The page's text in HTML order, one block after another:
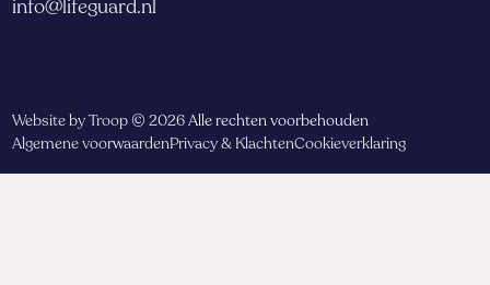
info@lifeguard.nl
Website by Troop © 2026 Alle rechten voorbehouden
Algemene voorwaardenPrivacy & KlachtenCookieverklaring